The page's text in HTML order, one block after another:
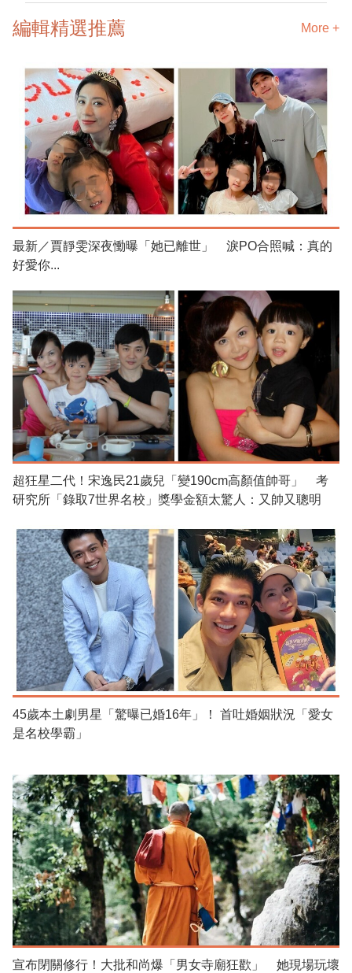
編輯精選推薦 More +
最新／賈靜雯深夜慟曝「她已離世」 淚PO合照喊：真的
好愛你...
超狂星二代！宋逸民21歲兒「變190cm高顏值帥哥」 考
研究所「錄取7世界名校」獎學金額太驚人：又帥又聰明
45歲本土劇男星「驚曝已婚16年」！ 首吐婚姻狀況「愛女
是名校學霸」
宣布閉關修行！大批和尚爆「男女寺廟狂歡」 她現場玩壞